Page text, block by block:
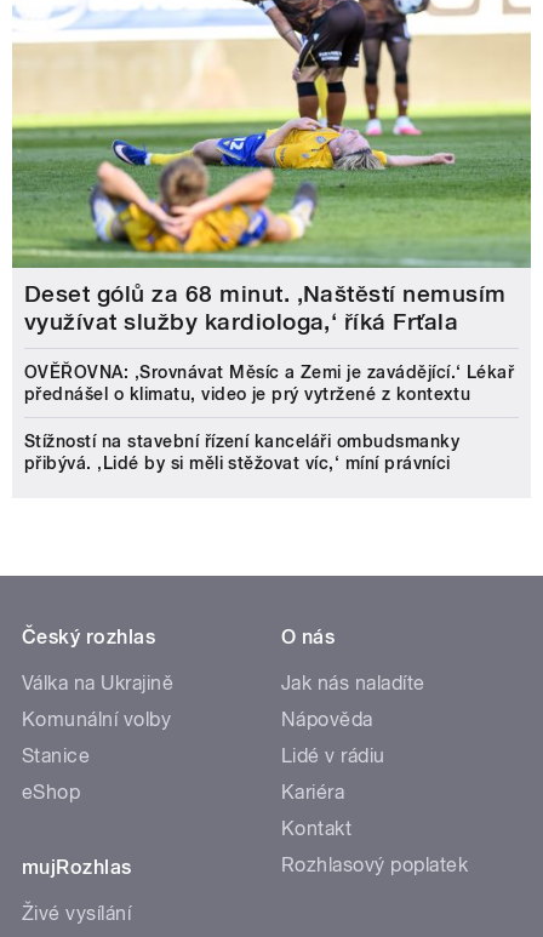
Deset gólů za 68 minut. ,Naštěstí nemusím
využívat služby kardiologa,‘ říká Frťala
OVĚŘOVNA: ‚Srovnávat Měsíc a Zemi je zavádějící.‘ Lékař
přednášel o klimatu, video je prý vytržené z kontextu
Stížností na stavební řízení kanceláři ombudsmanky
přibývá. ‚Lidé by si měli stěžovat víc,‘ míní právníci
Český rozhlas
Válka na Ukrajině
Komunální volby
Stanice
eShop
mujRozhlas
Živé vysílání
O nás
Jak nás naladíte
Nápověda
Lidé v rádiu
Kariéra
Kontakt
Rozhlasový poplatek